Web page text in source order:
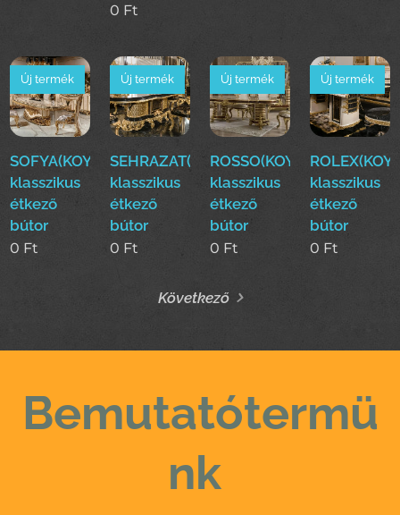
0 Ft
SOFYA(KOYUN)Luxus
klasszikus
étkező
bútor
Új termék
0 Ft
SEHRAZAT(KOYUN)Luxus
klasszikus
étkező
bútor
Új termék
0 Ft
ROSSO(KOYUN)Luxus
klasszikus
étkező
bútor
Új termék
0 Ft
klasszikus
étkező
bútor
Új termék
0 Ft
Következő
Bemutatótermü
nk